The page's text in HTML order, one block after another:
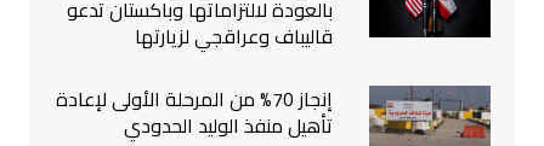
بالعودة لالتزاماتها وباكستان تدعو
قاليباف وعراقجي لزيارتها
إنجاز 70% من المرحلة الأولى لإعادة
تأهيل منفذ الوليد الحدودي